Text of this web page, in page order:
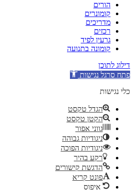
הורים
קומונרים
מדריכים
רכזים
גרעין לפיד
קומונה בתנועה
דילוג לתוכן
פתח סרגל נגישות
כלי נגישות
הגדל טקסט
הקטן טקסט
גווני אפור
ניגודיות גבוהה
ניגודיות הפוכה
רקע בהיר
הדגשת קישורים
פונט קריא
איפוס